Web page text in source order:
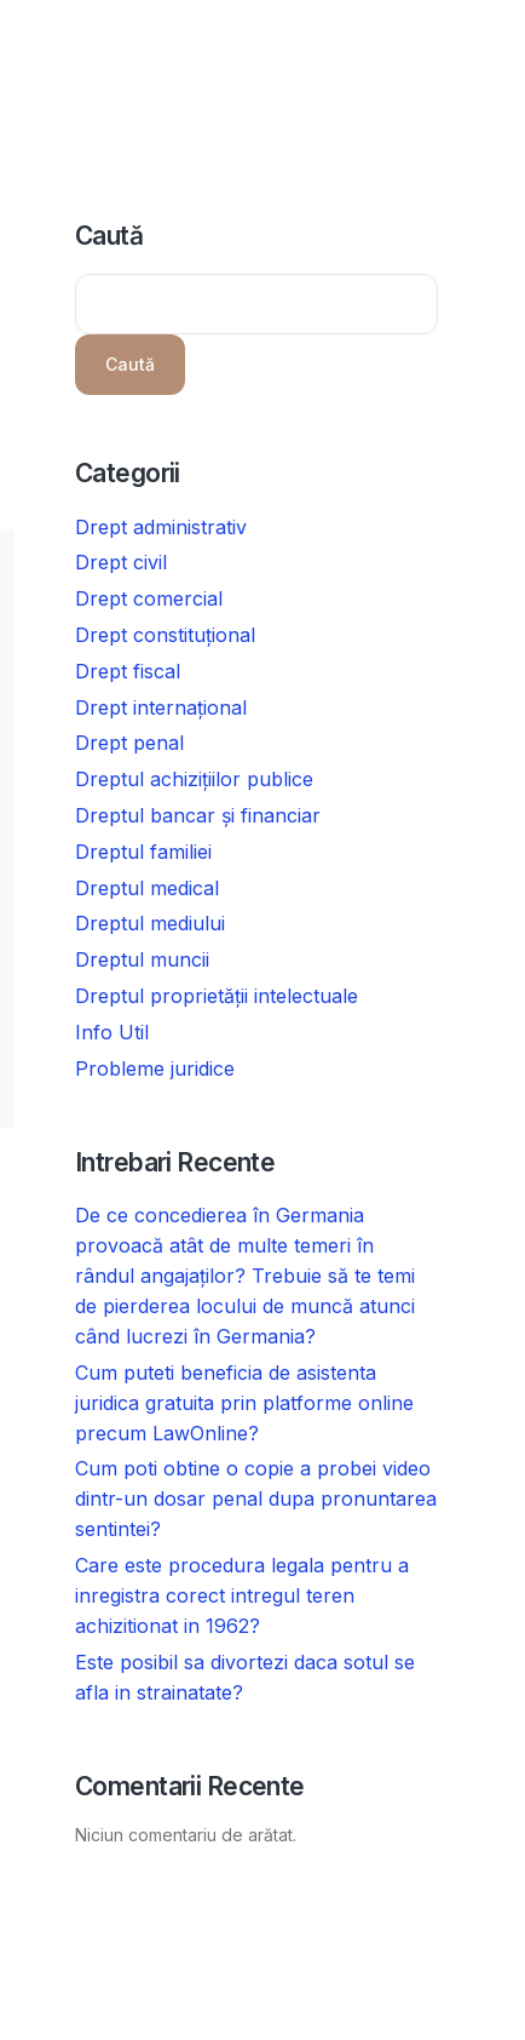
Caută
Caută
Categorii
Drept administrativ
Drept civil
Drept comercial
Drept constituțional
Drept fiscal
Drept internațional
Drept penal
Dreptul achizițiilor publice
Dreptul bancar și financiar
Dreptul familiei
Dreptul medical
Dreptul mediului
Dreptul muncii
Dreptul proprietății intelectuale
Info Util
Probleme juridice
Intrebari Recente
De ce concedierea în Germania
provoacă atât de multe temeri în
rândul angajaților? Trebuie să te temi
de pierderea locului de muncă atunci
când lucrezi în Germania?
Cum puteti beneficia de asistenta
juridica gratuita prin platforme online
precum LawOnline?
Cum poti obtine o copie a probei video
dintr-un dosar penal dupa pronuntarea
sentintei?
Care este procedura legala pentru a
inregistra corect intregul teren
achizitionat in 1962?
Este posibil sa divortezi daca sotul se
afla in strainatate?
Comentarii Recente
Niciun comentariu de arătat.